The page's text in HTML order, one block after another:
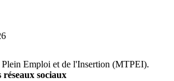
Emploi et de l'Insertion (MTPEI).
sociaux